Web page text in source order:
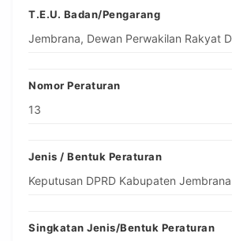
T.E.U. Badan/Pengarang
Jembrana, Dewan Perwakilan Rakyat
Nomor Peraturan
13
Jenis / Bentuk Peraturan
Keputusan DPRD Kabupaten Jembrana
Singkatan Jenis/Bentuk Peraturan